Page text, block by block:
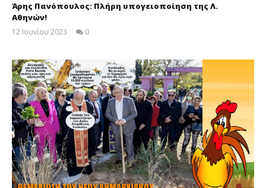
Άρης Πανόπουλος: Πλήρη υπογειοποίηση της Λ.
Αθηνών!
12 Ιουνίου 2023
0